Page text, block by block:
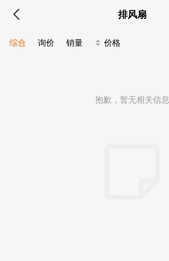
排风扇
综合 询价 销量 价格
抱歉，暂无相关信息